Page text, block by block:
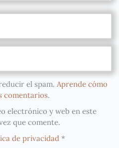
el spam. Aprende cómo
comentarios.
electrónico y web en este
que comente.
de privacidad *